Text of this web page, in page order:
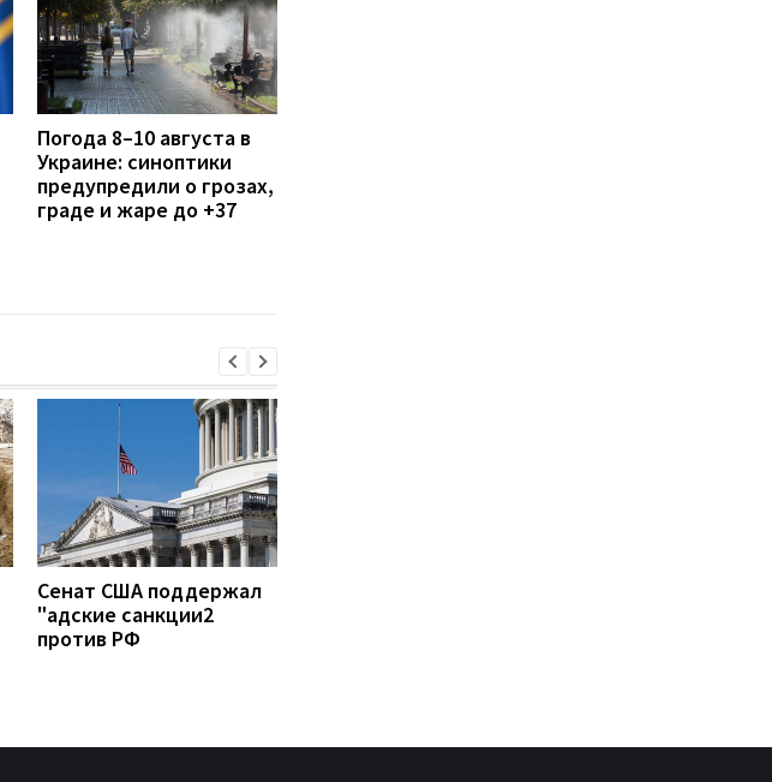
Погода 8–10 августа в
Украине: синоптики
предупредили о грозах,
граде и жаре до +37
Сенат США поддержал
"адские санкции2
против РФ